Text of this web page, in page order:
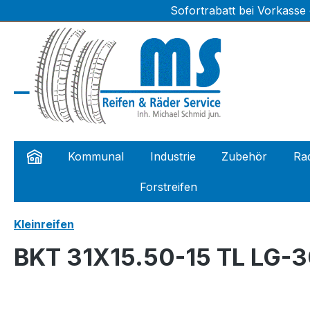
Zur Hauptnavigation springenSofortrabatt bei
Kommunal Industrie Zubehör
Forstreifen
Kleinreifen
BKT 31X15.50-15 TL LG-